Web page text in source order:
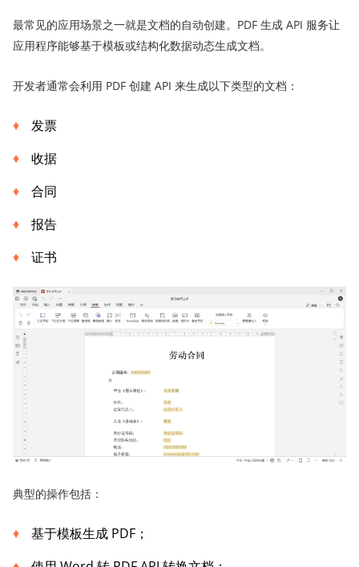
最常见的应用场景之一就是文档的自动创建。PDF 生成 API 服务让
应用程序能够基于模板或结构化数据动态生成文档。
开发者通常会利用 PDF 创建 API 来生成以下类型的文档：
发票
收据
合同
报告
证书
典型的操作包括：
基于模板生成 PDF；